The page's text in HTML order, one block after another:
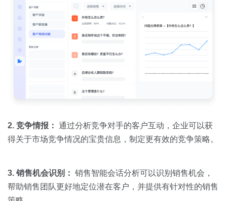
2. 竞争情报： 通过分析竞争对手的客户互动，企业可以获
得关于市场竞争情况的宝贵信息，制定更有效的竞争策略。
3. 销售机会识别： 销售智能会话分析可以识别销售机会，
帮助销售团队更好地定位潜在客户，并提供有针对性的销售